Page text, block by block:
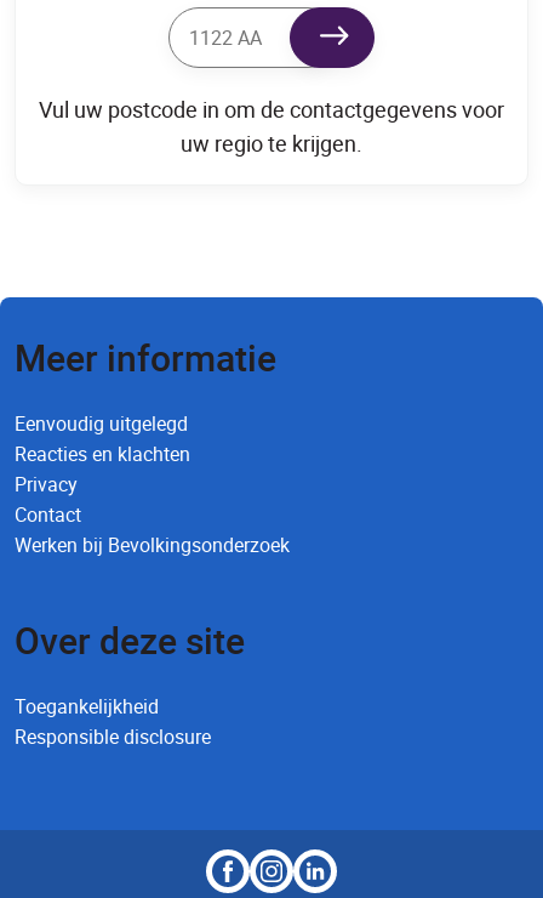
Vul uw postcode in om de contactgegevens voor
uw regio te krijgen.
Meer informatie
Eenvoudig uitgelegd
Reacties en klachten
Privacy
Contact
Werken bij Bevolkingsonderzoek
Over deze site
Toegankelijkheid
Responsible disclosure